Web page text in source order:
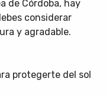
de Córdoba, hay
considerar
y agradable.
protegerte del sol